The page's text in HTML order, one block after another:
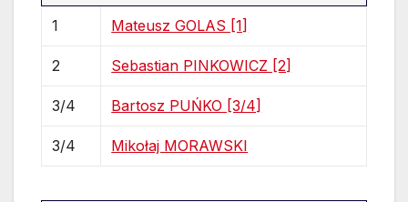
1 Mateusz GOLAS [1]
2 Sebastian PINKOWICZ [2]
3/4 Bartosz PUŃKO [3/4]
3/4 Mikołaj MORAWSKI